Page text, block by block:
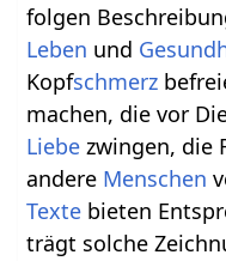
folgen
Leben und
Kopfschmerz
machen, die vor
Liebe zwingen, die
andere Menschen
Texte bieten
trägt solche